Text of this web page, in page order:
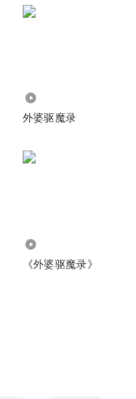
外婆驱魔录
《外婆驱魔录》